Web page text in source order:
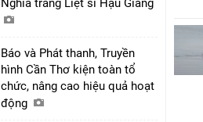
Nghĩa trang Liệt sĩ Hậu Giang
Báo và Phát thanh, Truyền
hình Cần Thơ kiện toàn tổ
chức, nâng cao hiệu quả hoạt
động